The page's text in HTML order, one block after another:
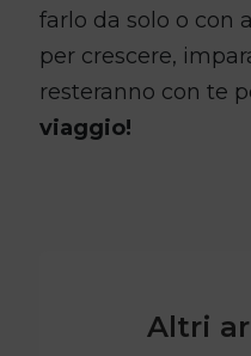
farlo da solo o con
per crescere,
resteranno con te
viaggio!
Altri